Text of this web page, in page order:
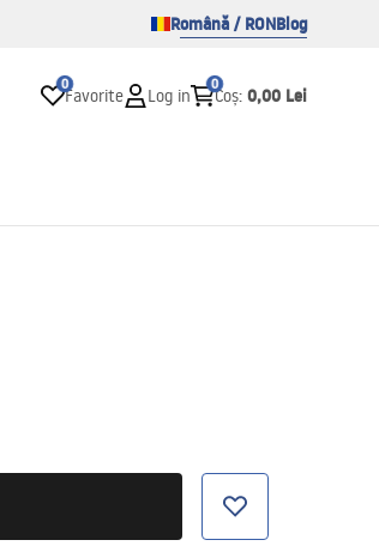
Română / RONBlog
0
Favorite Log in
0
Coș: 0,00 Lei